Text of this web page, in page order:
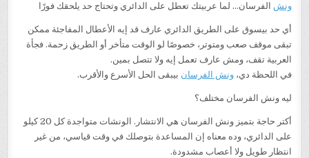
ونش الفرسان… لما عربيتك تعطل على الدائري وتحتاج حد يلحقك فورًا
أي حد بيسوق على الطريق الدائري عارف قد إيه الأعطال المفاجئة ممكن
تبقى موقف صعب ومتوتر، خصوصًا لو الوقت متأخر أو الطريق زحمة. فجأة
العربية تقف، ومش عارف تعمل إيه ولا تتصل بمين.
في اللحظة دي،ونش الفرسان بيبقى الحل الأسرع والأقرب.
ليه ونش الفرسان مختلف؟
أكتر حاجة بتميز ونش الفرسان هي الانتشار. الونشات متواجدة كل 20 كيلو
على الدائري، وده معناه إن المساعدة بتوصلك في وقت قياسي، من غير
انتظار طويل ولا أعصاب مشدودة.